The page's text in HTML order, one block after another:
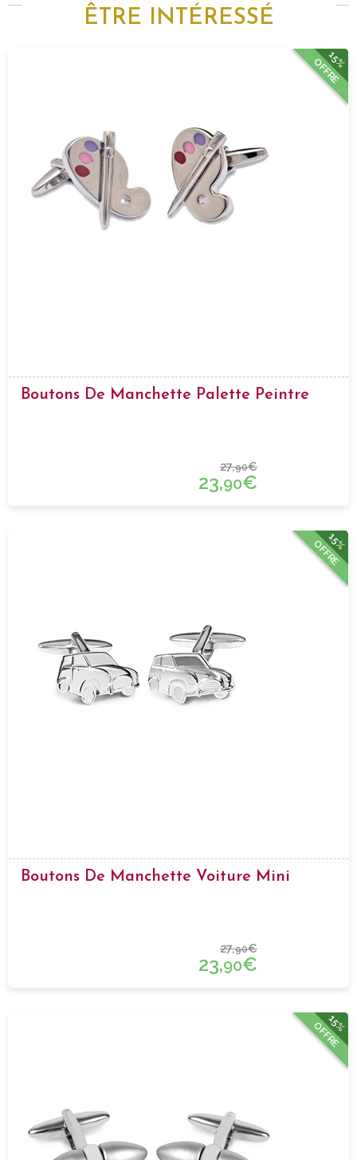
ÊTRE INTÉRESSÉ
15%
OFFRE
Boutons De Manchette Palette Peintre
27,90€
23,90€
15%
OFFRE
Boutons De Manchette Voiture Mini
27,90€
23,90€
15%
OFFRE